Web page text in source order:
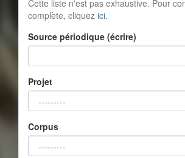
Cette liste n'est pas exhaustive. Pour
complète, cliquez ici.
Source périodique (écrire)
Projet
Corpus